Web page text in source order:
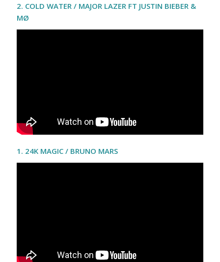
2. COLD WATER / MAJOR LAZER FT JUSTIN BIEBER &
MØ
1. 24K MAGIC / BRUNO MARS